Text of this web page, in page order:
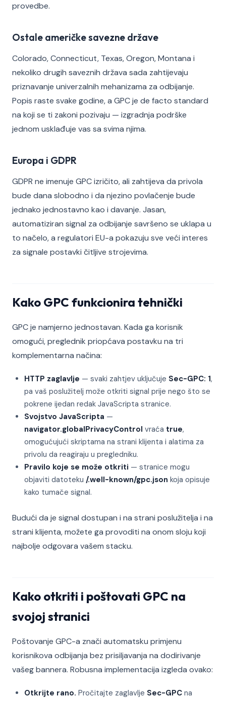
provedbe.
Ostale američke savezne države
Colorado, Connecticut, Texas, Oregon, Montana i
nekoliko drugih saveznih država sada zahtijevaju
priznavanje univerzalnih mehanizama za odbijanje.
Popis raste svake godine, a GPC je de facto standard
na koji se ti zakoni pozivaju — izgradnja podrške
jednom usklađuje vas sa svima njima.
Europa i GDPR
GDPR ne imenuje GPC izričito, ali zahtijeva da privola
bude dana slobodno i da njezino povlačenje bude
jednako jednostavno kao i davanje. Jasan,
automatiziran signal za odbijanje savršeno se uklapa u
to načelo, a regulatori EU-a pokazuju sve veći interes
za signale postavki čitljive strojevima.
Kako GPC funkcionira tehnički
GPC je namjerno jednostavan. Kada ga korisnik
omogući, preglednik priopćava postavku na tri
komplementarna načina:
HTTP zaglavlje — svaki zahtjev uključuje Sec-GPC: 1,
pa vaš poslužitelj može otkriti signal prije nego što se
pokrene ijedan redak JavaScripta stranice.
Svojstvo JavaScripta —
navigator.globalPrivacyControl vraća true,
omogućujući skriptama na strani klijenta i alatima za
privolu da reagiraju u pregledniku.
Pravilo koje se može otkriti — stranice mogu
objaviti datoteku /.well-known/gpc.json koja opisuje
kako tumače signal.
Budući da je signal dostupan i na strani poslužitelja i na
strani klijenta, možete ga provoditi na onom sloju koji
najbolje odgovara vašem stacku.
Kako otkriti i poštovati GPC na
svojoj stranici
Poštovanje GPC-a znači automatsku primjenu
korisnikova odbijanja bez prisiljavanja na dodirivanje
vašeg bannera. Robusna implementacija izgleda ovako:
Otkrijte rano. Pročitajte zaglavlje Sec-GPC na